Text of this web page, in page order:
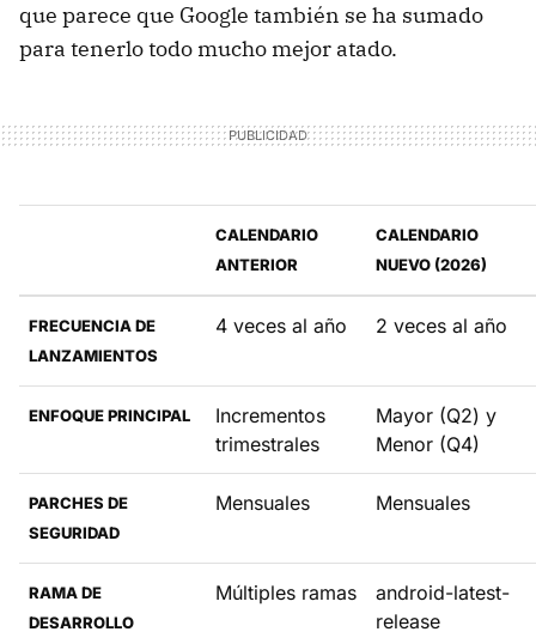
que parece que Google también se ha sumado
para tenerlo todo mucho mejor atado.
CALENDARIO
ANTERIOR
CALENDARIO
NUEVO (2026)
FRECUENCIA DE
LANZAMIENTOS
4 veces al año 2 veces al año
ENFOQUE PRINCIPAL
Incrementos
trimestrales
Mayor (Q2) y
Menor (Q4)
PARCHES DE
SEGURIDAD
Mensuales Mensuales
RAMA DE
DESARROLLO
Múltiples ramas
android-latest-
release